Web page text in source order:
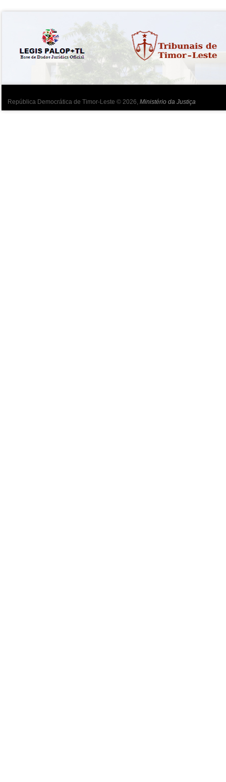
República Democrática de Timor-Leste © 2026, Ministério da Justiça